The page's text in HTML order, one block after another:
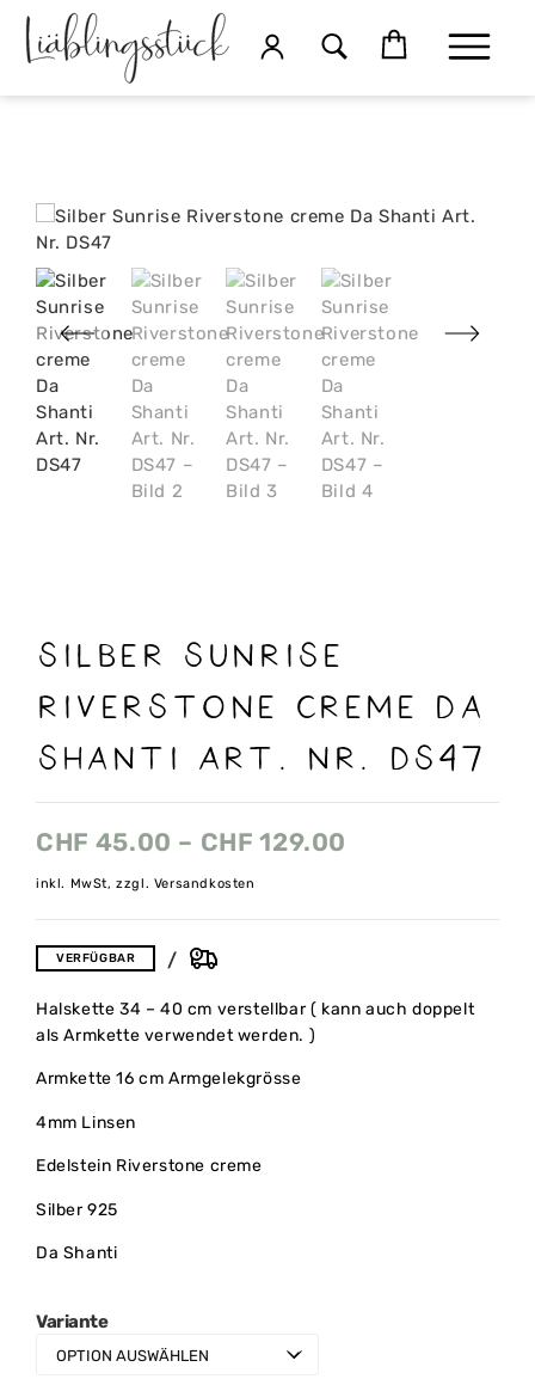
Silber Sunrise
Riverstone creme Da
Shanti Art. Nr. DS47
CHF 45.00 – CHF 129.00
inkl. MwSt, zzgl. Versandkosten
VERFÜGBAR
Halskette 34 – 40 cm verstellbar ( kann auch doppelt
als Armkette verwendet werden. )
Armkette 16 cm Armgelekgrösse
4mm Linsen
Edelstein Riverstone creme
Silber 925
Da Shanti
Variante